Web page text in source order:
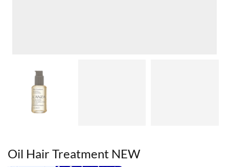
Oil Hair Treatment NEW